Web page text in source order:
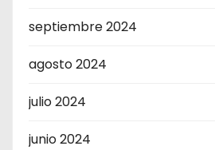
septiembre 2024
agosto 2024
julio 2024
junio 2024